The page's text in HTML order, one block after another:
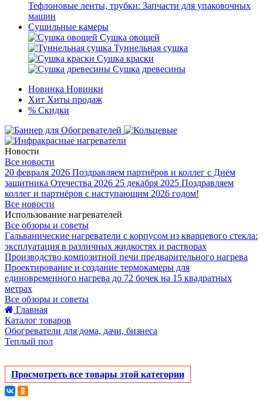
Тефлоновые ленты, трубки: Запчасти для упаковочных
машин
Сушильные камеры
Сушка овощей
Туннельная сушка
Сушка краски
Сушка древесины
Новинка Новинки
Хит Хиты продаж
% Скидки
Новости
Все новости
20 февраля 2026 Поздравляем партнёров и коллег с Днём
защитника Отечества 2026 25 декабря 2025 Поздравляем
коллег и партнёров с наступающим 2026 годом!
Все новости
Использование нагревателей
Все обзоры и советы
Гальванические нагреватели с корпусом из кварцевого стекла:
эксплуатация в различных жидкостях и растворах
Производство композитной печи предварительного нагрева
Проектирование и создание термокамеры для
единовременного нагрева до 72 бочек на 15 квадратных
метрах
Все обзоры и советы
Главная
Каталог товаров
Обогреватели для дома, дачи, бизнеса
Теплый пол
Просмотреть все товары этой категории